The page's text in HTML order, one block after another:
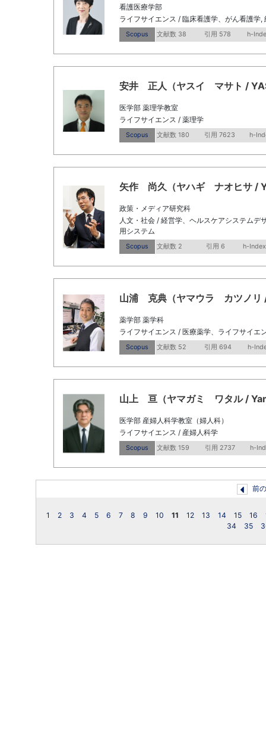
看護医療学部
ライフサイエンス / 臨床看護学、がん看護学,
Scopus 文献数 38 引用 578 h-
安井 正人（ヤスイ マサト /
医学部 薬理学教室
ライフサイエンス / 薬理学
Scopus 文献数 180 引用 7623 h-
矢作 尚久（ヤハギ ナオヒサ /
政策・メディア研究科
人文・社会 / 経営学、ヘルスケアシステム
用システム
Scopus 文献数 2 引用 6 h-
山浦 克典（ヤマウラ カツノリ
薬学部 薬学科
ライフサイエンス / 医療薬学、ライフサイエ
Scopus 文献数 52 引用 694 h-
山上 亘（ヤマガミ ワタル /
医学部 産婦人科学教室（婦人科）
ライフサイエンス / 産婦人科学
Scopus 文献数 159 引用 2737 h-
前
1 2 3 4 5 6 7 8 9 10 11 12 13 14 15 16
34
35